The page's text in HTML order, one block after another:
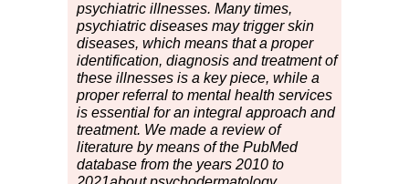
psychiatric illnesses. Many times,
psychiatric diseases may trigger skin
diseases, which means that a proper
identification, diagnosis and treatment of
these illnesses is a key piece, while a
proper referral to mental health services
is essential for an integral approach and
treatment. We made a review of
literature by means of the PubMed
database from the years 2010 to